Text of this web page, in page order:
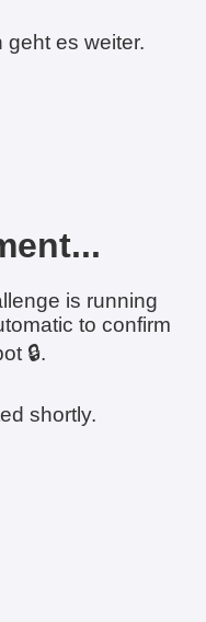
geht es weiter.
is running
to confirm
🔒.
shortly.